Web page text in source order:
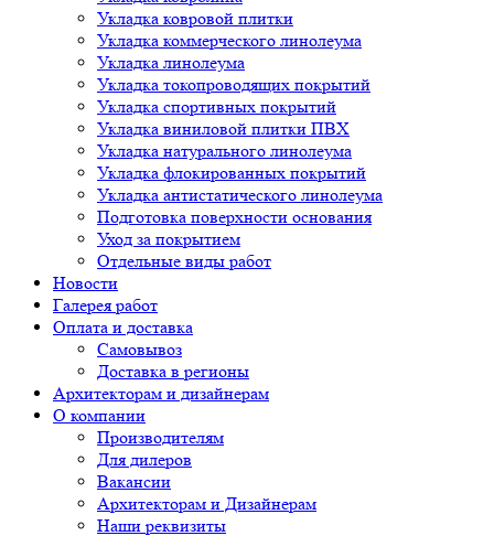
Укладка ковровой плитки
Укладка коммерческого линолеума
Укладка линолеума
Укладка токопроводящих покрытий
Укладка спортивных покрытий
Укладка виниловой плитки ПВХ
Укладка натурального линолеума
Укладка флокированных покрытий
Укладка антистатического линолеума
Подготовка поверхности основания
Уход за покрытием
Отдельные виды работ
Новости
Галерея работ
Оплата и доставка
Самовывоз
Доставка в регионы
Архитекторам и дизайнерам
О компании
Производителям
Для дилеров
Вакансии
Архитекторам и Дизайнерам
Наши реквизиты